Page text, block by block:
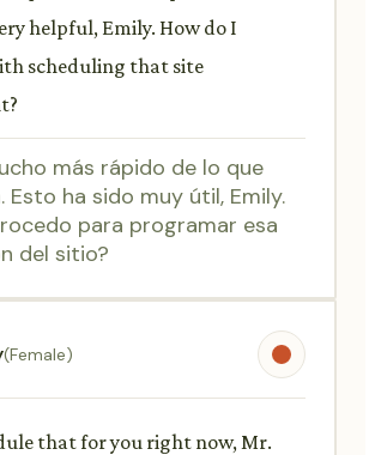
helpful, Emily. How do I
scheduling that site
más rápido de lo que
Esto ha sido muy útil, Emily.
para programar esa
del sitio?
(Female)
that for you right now, Mr.